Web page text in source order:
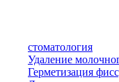
стоматология
Удаление
Герметизация